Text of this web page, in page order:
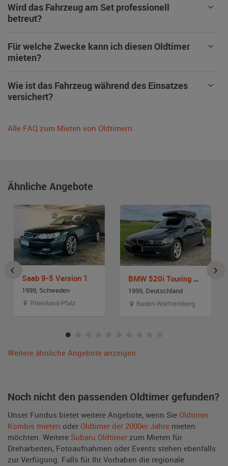
Wird das Fahrzeug am Set professionell
betreut?
Für welche Zwecke kann ich diesen Oldtimer
mieten?
Wie ist das Fahrzeug während des Einsatzes
versichert?
Alle FAQ zum Mieten von Oldtimern
Ähnliche Angebote
Saab 9-5 Version 1
1999, Schweden
Rheinland-Pfalz
BMW 520i Touring E39
1999, Deutschland
Baden-Württemberg
Weitere ähnliche Angebote anzeigen
Noch nicht den passenden Oldtimer gefunden?
Unser Fundus bietet weitere Angebote, wenn Sie Oldtimer
Kombis mieten oder Oldtimer der 2000er Jahre mieten
möchten. Weitere Subaru Oldtimer zum Mieten für
Dreharbeiten, Fotoaufnahmen oder Events stehen ebenfalls
zur Verfügung. Falls für Ihr Vorhaben die regionale